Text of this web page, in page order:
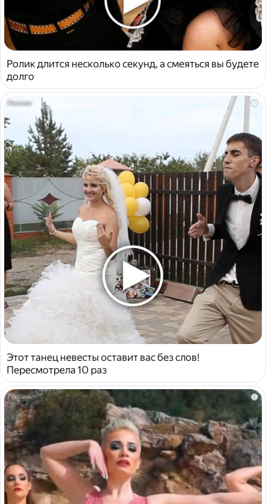
Ролик длится несколько секунд, а смеяться вы будете
долго
i
Этот танец невесты оставит вас без слов!
Пересмотрела 10 раз
i